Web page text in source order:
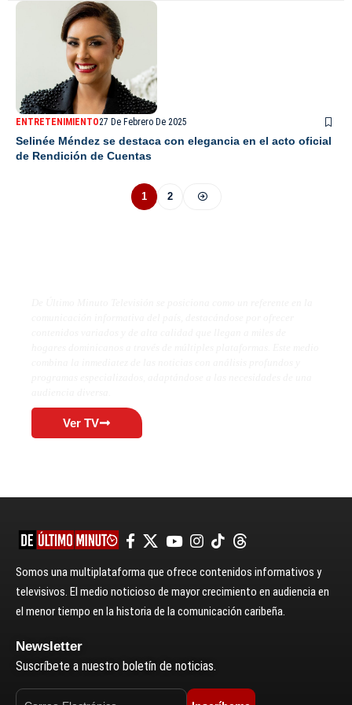
ENTRETENIMIENTO27 De Febrero De 2025
Selinée Méndez se destaca con elegancia en el acto oficial
de Rendición de Cuentas
1 2
Ver TV
Somos una multiplataforma que ofrece contenidos informativos y
televisivos. El medio noticioso de mayor crecimiento en audiencia en
el menor tiempo en la historia de la comunicación caribeña.
Newsletter
Suscríbete a nuestro boletín de noticias.